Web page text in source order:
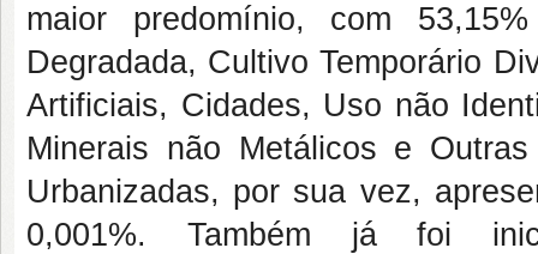
maior predomínio, com
Degradada, Cultivo Temporário
Artificiais, Cidades, Uso não
Minerais não Metálicos e
Urbanizadas, por sua vez,
0,001%. Também já foi